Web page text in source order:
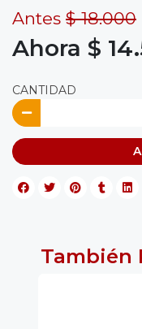
Antes $ 18.000
Ahora $
CANTIDAD
También